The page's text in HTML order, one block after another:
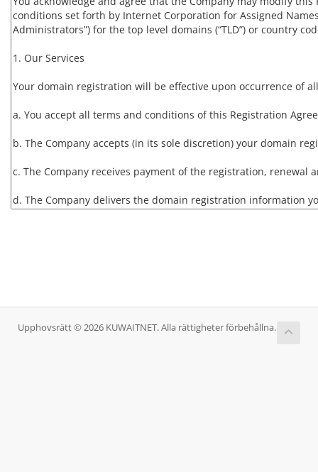
Upphovsrätt © 2026 KUWAITNET. Alla rättigheter förbehållna.